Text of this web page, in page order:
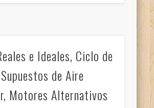
e Ideales, Ciclo de
de Aire
Motores Alternativos